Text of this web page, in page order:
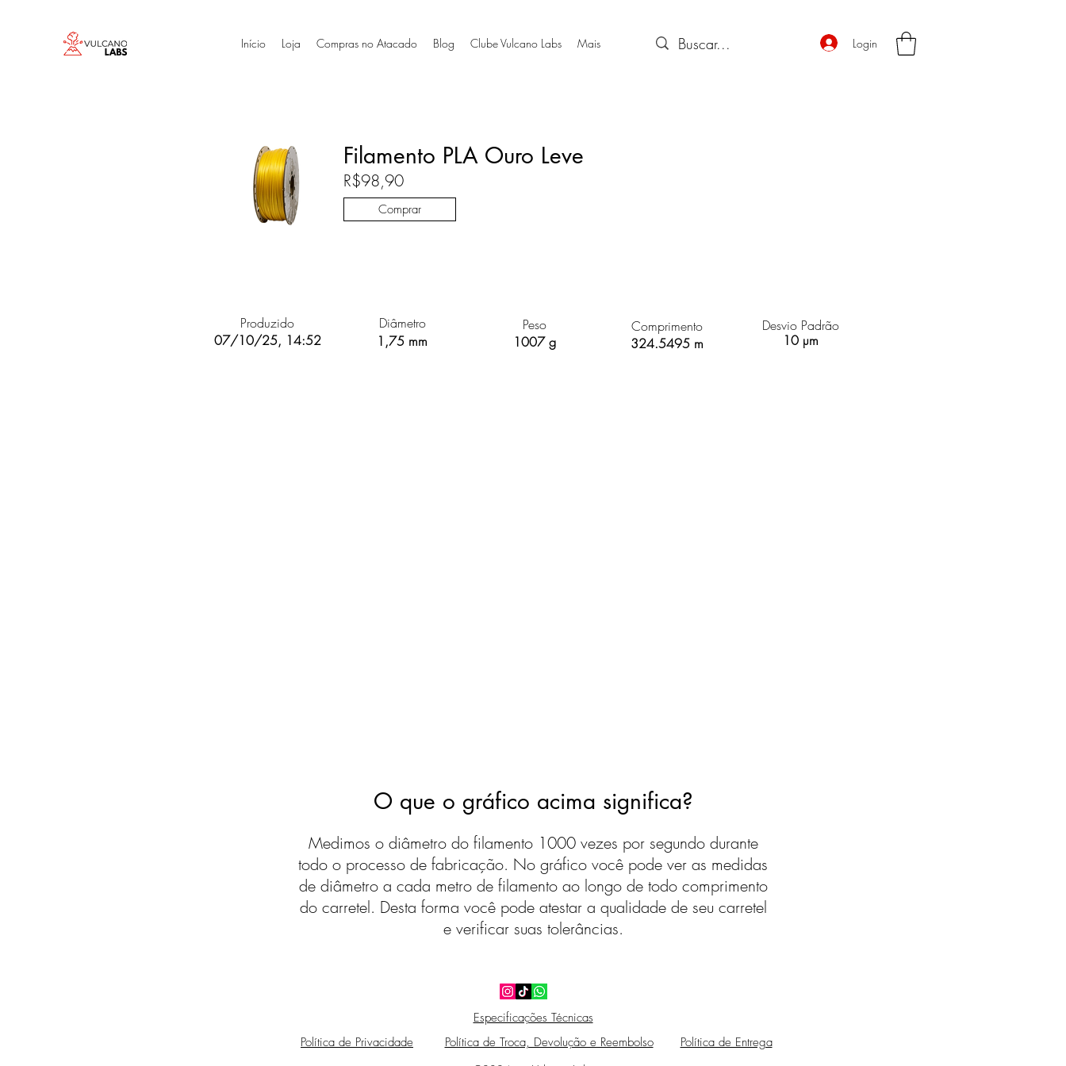
Início Loja Compras no Atacado Blog Clube Vulcano Labs Mais Login
Filamento PLA Ouro Leve
R$98,90
Comprar
Produzido
07/10/25, 14:52
Diâmetro
1,75 mm
Peso
1007 g
Comprimento
324.5495 m
Desvio Padrão
10 µm
O que o gráfico acima significa?
Medimos o diâmetro do filamento 1000 vezes por segundo durante
todo o processo de fabricação. No gráfico você pode ver as medidas
de diâmetro a cada metro de filamento ao longo de todo comprimento
do carretel. Desta forma você pode atestar a qualidade de seu carretel
e verificar suas tolerâncias.
Especificações Técnicas
Política de Privacidade
Política de Troca, Devolução e Reembolso Política de Entrega